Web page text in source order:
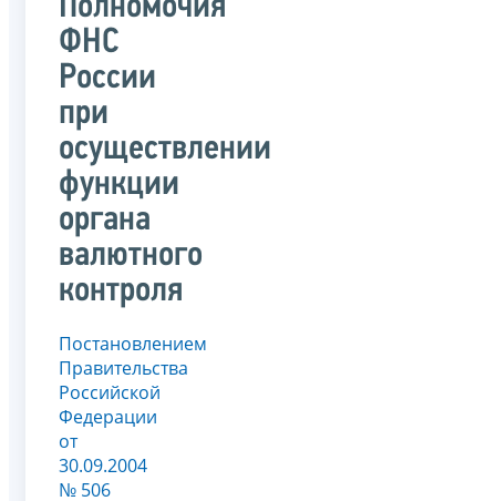
Полномочия
ФНС
России
при
осуществлении
функции
органа
валютного
контроля
Постановлением
Правительства
Российской
Федерации
от
30.09.2004
№ 506